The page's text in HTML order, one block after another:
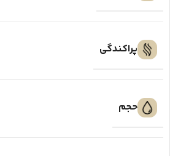
پراکندگی
حجم